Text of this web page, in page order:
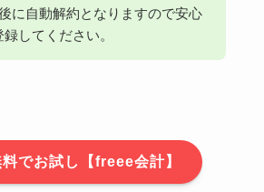
に自動解約となりますので安心
録してください。
料でお試し【freee会計】